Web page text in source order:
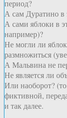
период?
А сам Дуратино в
А сами яблоки в
например)?
Не могли ли
размножиться
А Мальвина не
Не является ли
Или наоборот?
фиктивной,
и так далее.